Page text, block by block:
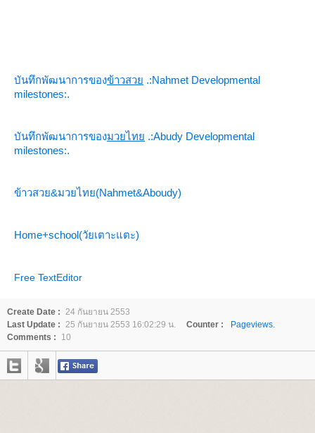
บันทึกพัฒนาการของข้าวสว .:Nahmet Developmental
milestones:.
บันทึกพัฒนาการของมวยไท .:Abudy Developmental
milestones:.
ข้าวสวย&มวยไทย(Nahmet&Aboudy)
Home+school(วัยเตาะแตะ)
Free TextEditor
Create Date :
24 กันยายน 2553
Last Update :
25 กันยายน 2553 16:02:29 น. Counter :
Pageviews.
Comments :
10